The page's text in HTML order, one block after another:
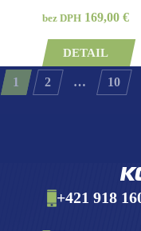
bez DPH 169,00 €
DETAIL
1 2 … 10
+421 918